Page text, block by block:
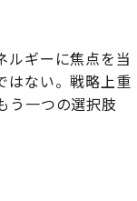
ルギーに焦点を当
はない。戦略上重
う一つの選択肢